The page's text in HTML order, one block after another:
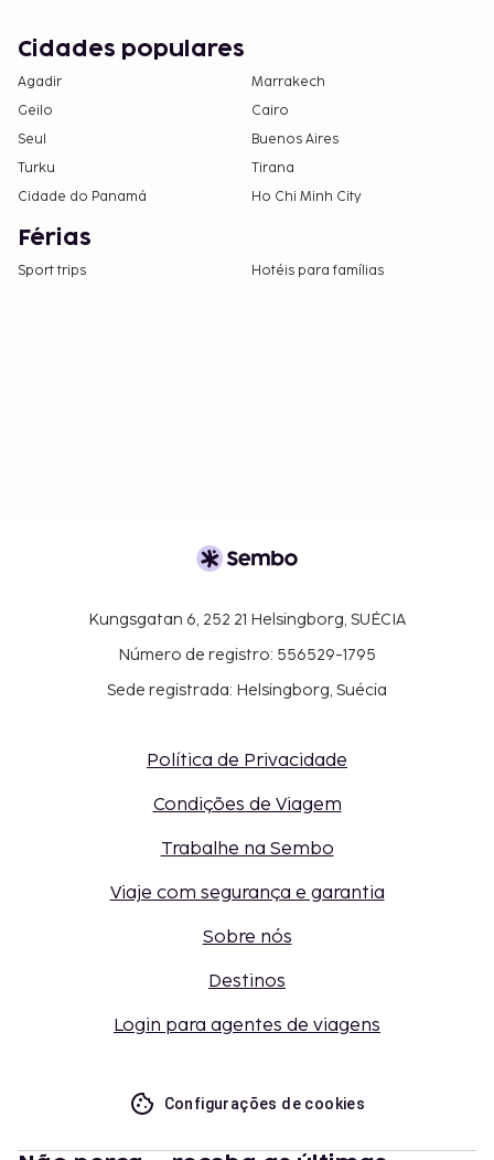
Cidades populares
Agadir
Marrakech
Geilo
Cairo
Seul
Buenos Aires
Turku
Tirana
Cidade do Panamá
Ho Chi Minh City
Férias
Sport trips Hotéis para famílias
Kungsgatan 6, 252 21 Helsingborg, SUÉCIA
Número de registro: 556529-1795
Sede registrada: Helsingborg, Suécia
Política de Privacidade
Condições de Viagem
Trabalhe na Sembo
Viaje com segurança e garantia
Sobre nós
Destinos
Login para agentes de viagens
Configurações de cookies